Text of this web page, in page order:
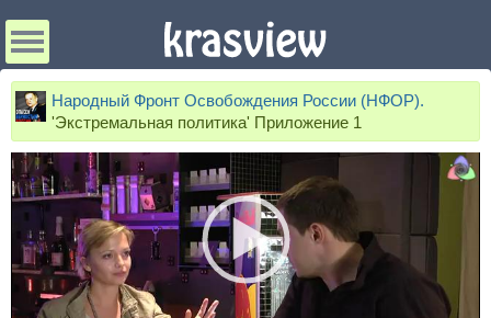
Народный Фронт Освобождения России (НФОР).
'Экстремальная политика' Приложение 1